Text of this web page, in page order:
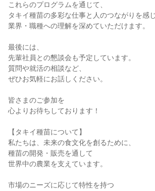
これらのプログラムを通じて、
タキイ種苗の多彩な仕事と人のつながりを感じ
業界・職種への理解を深めていただけます。
最後には、
先輩社員との懇談会も予定しています。
質問や就活の相談など、
ぜひお気軽にお話しください。
皆さまのご参加を
心よりお待ちしております！
【タキイ種苗について】
私たちは、未来の食文化を創るために、
種苗の開発・販売を通して
世界中の農業を支えています。
市場のニーズに応じて特性を持つ